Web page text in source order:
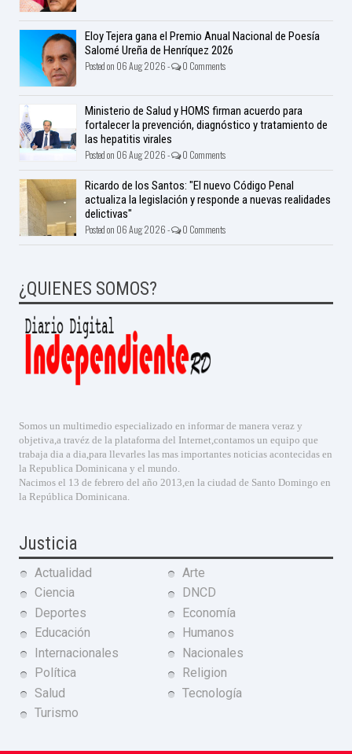
Eloy Tejera gana el Premio Anual Nacional de Poesía
Salomé Ureña de Henríquez 2026
Posted on 06 Aug 2026 - 0 Comments
Ministerio de Salud y HOMS firman acuerdo para
fortalecer la prevención, diagnóstico y tratamiento de
las hepatitis virales
Posted on 06 Aug 2026 - 0 Comments
Ricardo de los Santos: "El nuevo Código Penal
actualiza la legislación y responde a nuevas realidades
delictivas"
Posted on 06 Aug 2026 - 0 Comments
¿QUIENES SOMOS?
Somos un multimedio especializado en informar de manera veraz y
objetiva,a travéz de la plataforma del Internet,contamos un equipo que
trabaja dia a dia,para llevarles las mas importantes noticias acontecidas en
la Republica Dominicana y el mundo.
Nacimos el 13 de febrero del año 2013,en la ciudad de Santo Domingo en
la República Dominicana.
Justicia
Actualidad
Arte
Ciencia
DNCD
Deportes
Economía
Educación
Humanos
Internacionales
Nacionales
Política
Religion
Salud
Tecnología
Turismo